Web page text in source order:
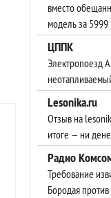
вместо
модель за 5999
ЦППК
Электропоезд
Lesonika.ru
Отзыв на
итоге — ни
Радио
Требование
Бородая